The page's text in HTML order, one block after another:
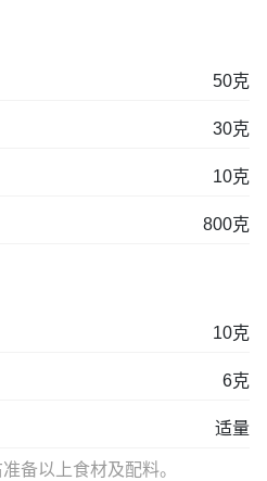
50克
30克
10克
800克
10克
6克
适量
备以上食材及配料。